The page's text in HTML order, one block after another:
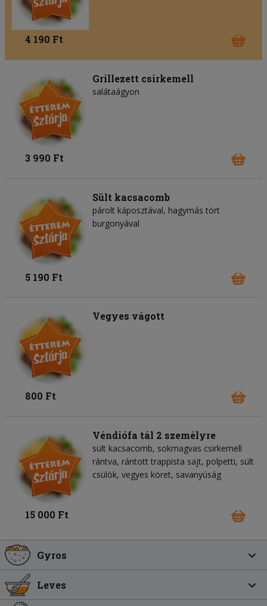
4 190 Ft
Grillezett csirkemell
salátaágyon
3 990 Ft
Sült kacsacomb
párolt káposztával, hagymás tört
burgonyával
5 190 Ft
Vegyes vágott
800 Ft
Véndiófa tál 2 személyre
sült kacsacomb, sokmagvas csirkemell
rántva, rántott trappista sajt, polpetti, sült
csülök, vegyes köret, savanyúság
15 000 Ft
Gyros
Leves